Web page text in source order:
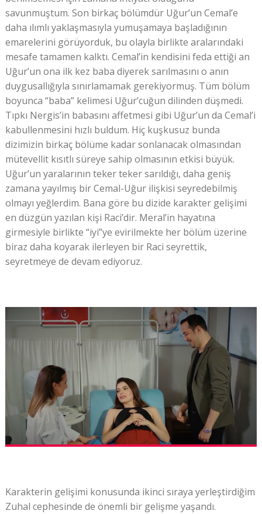
savunmuştum. Son birkaç bölümdür Uğur’un Cemal’e
daha ılımlı yaklaşmasıyla yumuşamaya başladığının
emarelerini görüyorduk, bu olayla birlikte aralarındaki
mesafe tamamen kalktı. Cemal’in kendisini feda ettiği an
Uğur’un ona ilk kez baba diyerek sarılmasını o anın
duygusallığıyla sınırlamamak gerekiyormuş. Tüm bölüm
boyunca “baba” kelimesi Uğur’cuğun dilinden düşmedi.
Tıpkı Nergis’in babasını affetmesi gibi Uğur’un da Cemal’i
kabullenmesini hızlı buldum. Hiç kuşkusuz bunda
dizimizin birkaç bölüme kadar sonlanacak olmasından
mütevellit kısıtlı süreye sahip olmasının etkisi büyük.
Uğur’un yaralarının teker teker sarıldığı, daha geniş
zamana yayılmış bir Cemal-Uğur ilişkisi seyredebilmiş
olmayı yeğlerdim. Bana göre bu dizide karakter gelişimi
en düzgün yazılan kişi Raci’dir. Meral’in hayatına
girmesiyle birlikte “iyi”ye evirilmekte her bölüm üzerine
biraz daha koyarak ilerleyen bir Raci seyrettik,
seyretmeye de devam ediyoruz.
Karakterin gelişimi konusunda ikinci sıraya yerleştirdiğim
Zuhal cephesinde de önemli bir gelişme yaşandı.